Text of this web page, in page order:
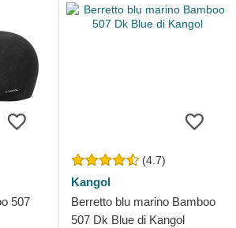
507
(4.7)
Kangol
Berretto blu marino Bamboo
507 Dk Blue di Kangol